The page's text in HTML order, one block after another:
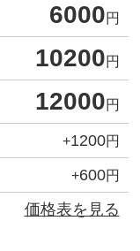
6000円
10200円
12000円
+1200円
+600円
価格表を見る